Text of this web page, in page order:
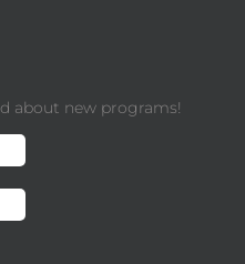
about new programs!